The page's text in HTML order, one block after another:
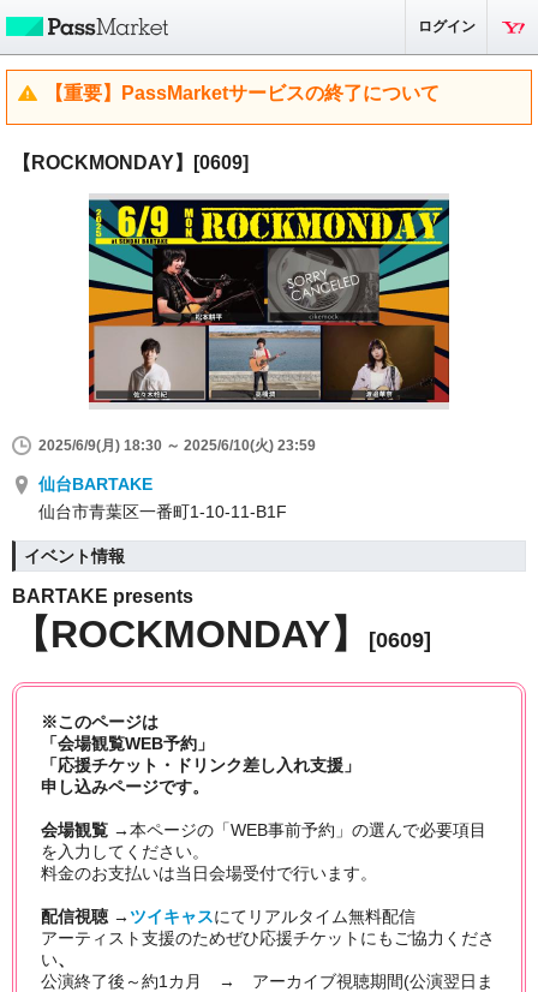
ログイン
【重要】PassMarketサービスの終了について
【ROCKMONDAY】[0609]
2025/6/9(月) 18:30 ～ 2025/6/10(火) 23:59
仙台BARTAKE
仙台市青葉区一番町1-10-11-B1F
イベント情報
BARTAKE presents
【ROCKMONDAY】 [0609]
※このページは
「会場観覧WEB予約」
「応援チケット・ドリンク差し入れ支援」
申し込みページです。
会場観覧 →本ページの「WEB事前予約」の選んで必要項目
を入力してください。
料金のお支払いは当日会場受付で行います。
配信視聴 → ツイキャスにてリアルタイム無料配信
アーティスト支援のためぜひ応援チケットにもご協力くださ
い、
公演終了後～約1カ月 → アーカイブ視聴期間(公演翌日ま